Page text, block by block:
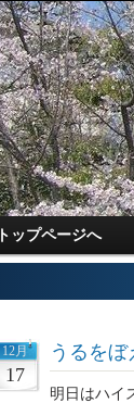
トップページへ
12月
17
うるを
明日はハイ